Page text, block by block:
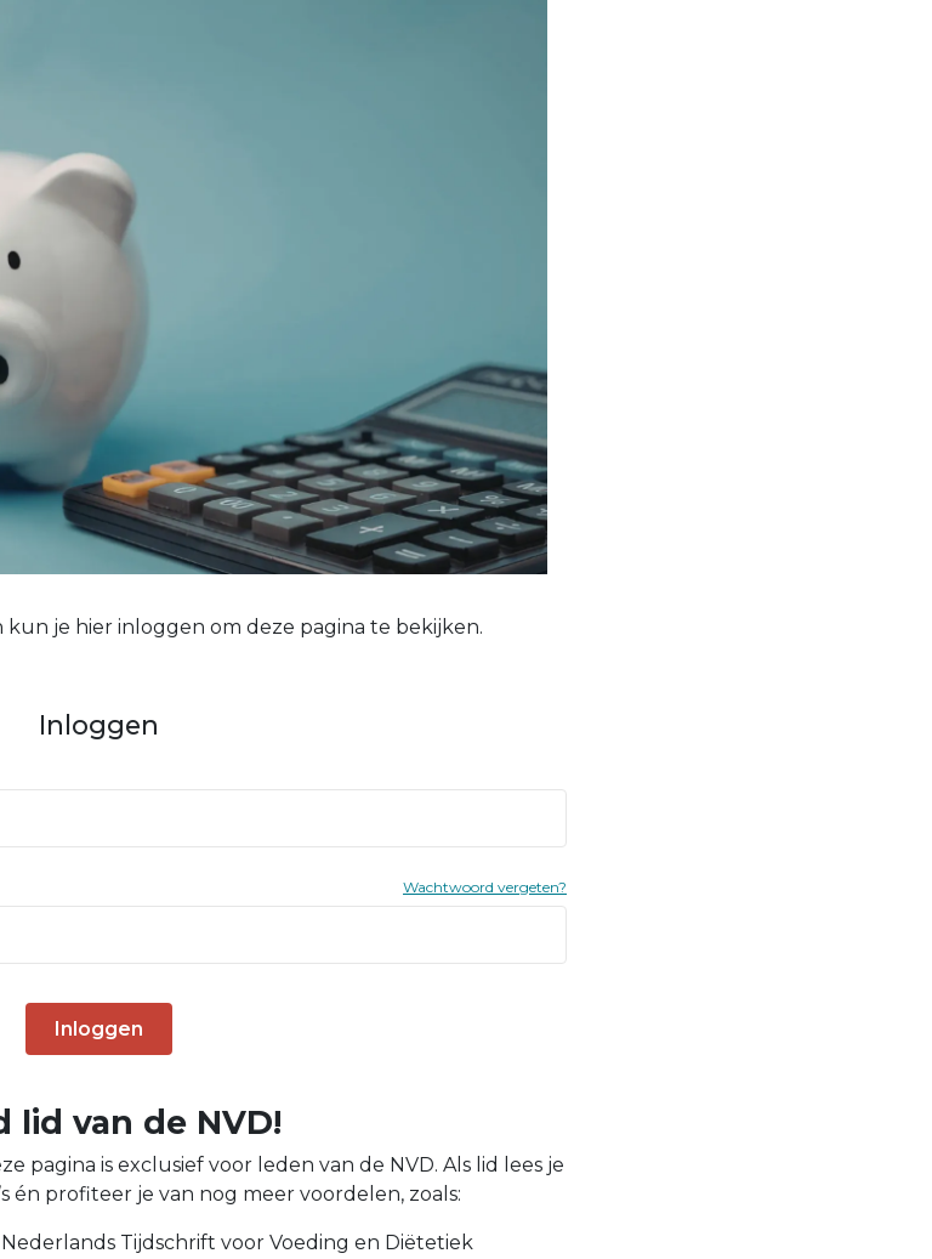
kun je hier inloggen om deze pagina te bekijken.
Inloggen
Wachtwoord vergeten?
Inloggen
lid van de NVD!
pagina is exclusief voor leden van de NVD. Als lid lees je
én profiteer je van nog meer voordelen, zoals:
Tijdschrift voor Voeding en Diëtetiek